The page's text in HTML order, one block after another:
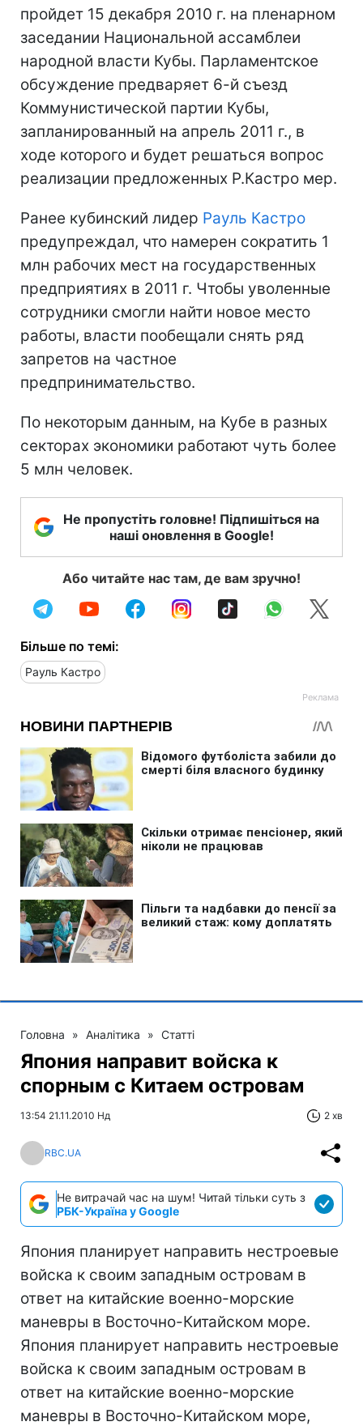
пройдет 15 декабря 2010 г. на пленарном
заседании Национальной ассамблеи
народной власти Кубы. Парламентское
обсуждение предваряет 6-й съезд
Коммунистической партии Кубы,
запланированный на апрель 2011 г., в
ходе которого и будет решаться вопрос
реализации предложенных Р.Кастро мер.
Ранее кубинский лидер Рауль Кастро
предупреждал, что намерен сократить 1
млн рабочих мест на государственных
предприятиях в 2011 г. Чтобы уволенные
сотрудники смогли найти новое место
работы, власти пообещали снять ряд
запретов на частное
предпринимательство.
По некоторым данным, на Кубе в разных
секторах экономики работают чуть более
5 млн человек.
Не пропустіть головне! Підпишіться на
наші оновлення в Google!
Або читайте нас там, де вам зручно!
Більше по темі:
Рауль Кастро
Головна » Аналітика » Статті
Япония направит войска к
спорным с Китаем островам
13:54 21.11.2010 Нд 2 хв
RBC.UA
Не витрачай час на шум! Читай тільки суть з
РБК-Україна у Google
Япония планирует направить нестроевые
войска к своим западным островам в
ответ на китайские военно-морские
маневры в Восточно-Китайском море.
Япония планирует направить нестроевые
войска к своим западным островам в
ответ на китайские военно-морские
маневры в Восточно-Китайском море,